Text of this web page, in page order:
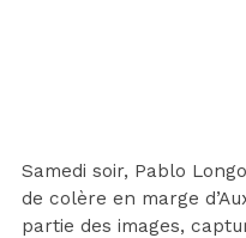
Samedi soir, Pablo
de colère en marge
partie des images,